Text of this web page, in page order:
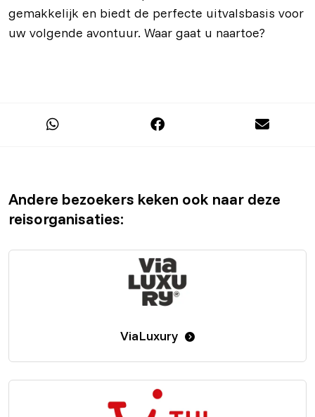
gemakkelijk en biedt de perfecte uitvalsbasis voor
uw volgende avontuur. Waar gaat u naartoe?
Andere bezoekers keken ook naar deze
reisorganisaties:
ViaLuxury